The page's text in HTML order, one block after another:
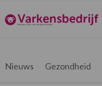
de
hoofdnavigatie
de
hoofd
de
eerste
de
voettekst
Varkensbedrijf.be
Nieuws Gezondheid